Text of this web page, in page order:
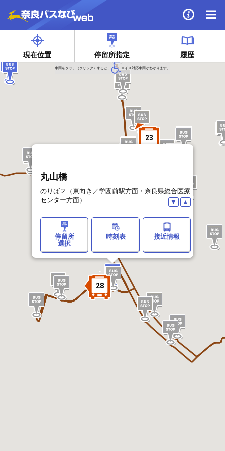
現在位置 停留所指定 履歴
近鉄奈良駅/JR奈良駅/大和西大寺駅/高の原駅発着路線からスタート！
28
28
23
丸山橋
のりば２（東向き／学園前駅方面・奈良県総合医療
センター方面）
▼ ▲
停留所
選択
時刻表 接近情報
車両をタッチ（クリック）すると、 車イス対応車両がわかります。